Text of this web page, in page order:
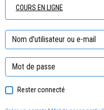
COURS EN LIGNE
Rester connecté